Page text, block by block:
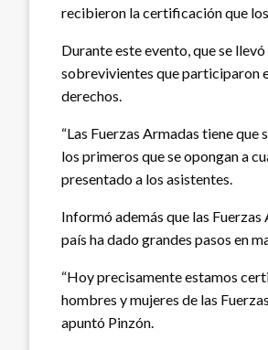
recibieron la certificación que
Durante este evento, que se
sobrevivientes que participaron
derechos.
“Las Fuerzas Armadas tiene
los primeros que se opongan a
presentado a los asistentes.
Informó además que las
país ha dado grandes pasos en
“Hoy precisamente estamos
hombres y mujeres de las
apuntó Pinzón.